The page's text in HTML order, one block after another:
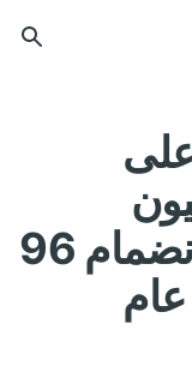
من 40 مليون
إيثيريوم مجمدة مع انضمام 96